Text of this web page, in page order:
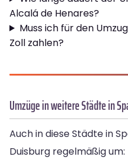
Alcalá de Henares?
Muss ich für den
Zoll zahlen?
Umzüge in weitere Städte in
Auch in diese Städte in
Duisburg regelmäßig um: